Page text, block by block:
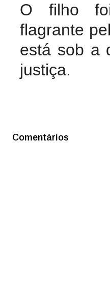
O filho
flagrante
está sob a
justiça.
Comentários